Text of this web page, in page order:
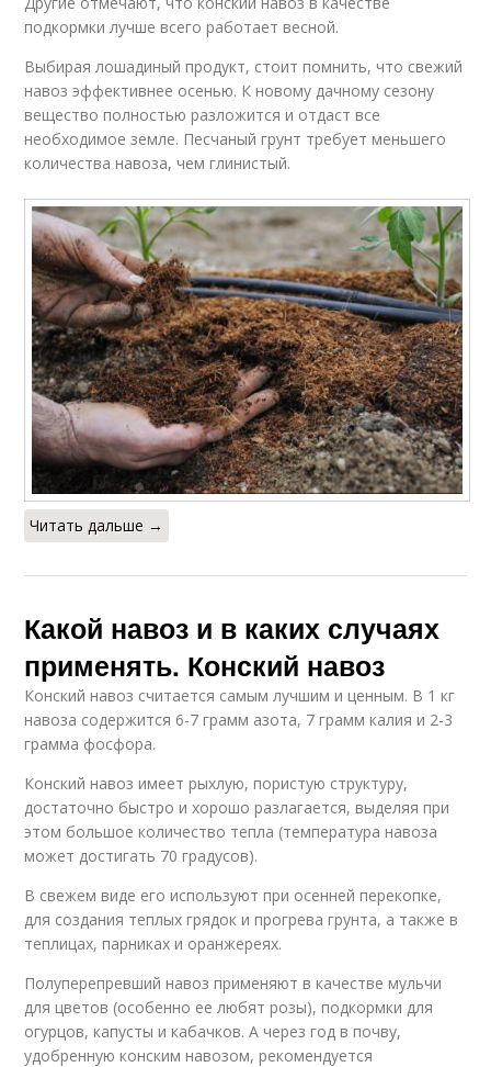
Лошадиный навоз Навоз в землю
Навоз для роз Конские навозы
подкормки лучше всего работает весной.
Выбирая лошадиный продукт, стоит помнить, что свежий
навоз эффективнее осенью. К новому дачному сезону
вещество полностью разложится и отдаст все
необходимое земле. Песчаный грунт требует меньшего
количества навоза, чем глинистый.
Читать дальше →
Какой навоз и в каких случаях
применять. Конский навоз
Конский навоз считается самым лучшим и ценным. В 1 кг
навоза содержится 6-7 грамм азота, 7 грамм калия и 2-3
грамма фосфора.
Конский навоз имеет рыхлую, пористую структуру,
достаточно быстро и хорошо разлагается, выделяя при
этом большое количество тепла (температура навоза
может достигать 70 градусов).
В свежем виде его используют при осенней перекопке,
для создания теплых грядок и прогрева грунта, а также в
теплицах, парниках и оранжереях.
Полуперепревший навоз применяют в качестве мульчи
для цветов (особенно ее любят розы), подкормки для
огурцов, капусты и кабачков. А через год в почву,
удобренную конским навозом, рекомендуется